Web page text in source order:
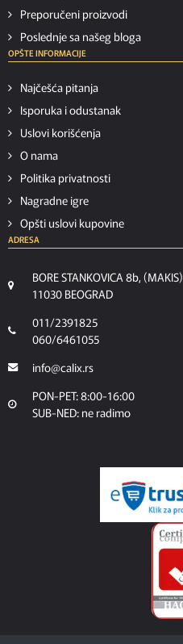
Preporučeni proizvodi
Poslednje sa našeg bloga
OPŠTE INFORMACIJE
Najčešća pitanja
Isporuka i odustanak
Uslovi korišćenja
O nama
Politika privatnosti
Nagradne igre
Opšti uslovi kupovine
ADRESA
BORE STANKOVICA 8b, (MAKIS)
11030 BEOGRAD
011/2391825
060/6461055
info@calix.rs
PON-PET: 8:00-16:00
SUB-NED: ne radimo